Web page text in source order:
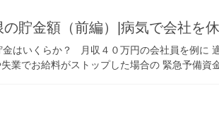
の貯金額（前編）|病気で会社を
金はいくらか？ 月収４０万円の会社員を例に
業でお給料がストップした場合の 緊急予備資